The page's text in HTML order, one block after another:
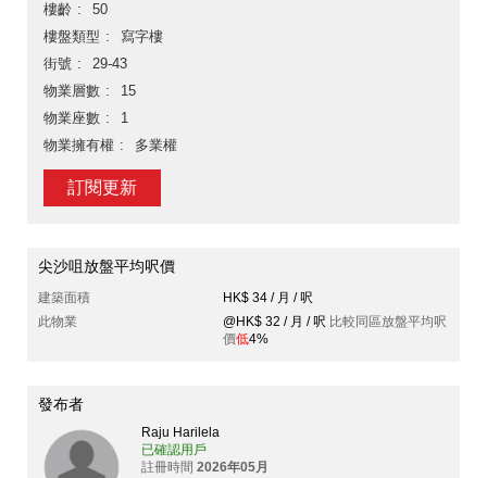
樓齡
50
樓盤類型
寫字樓
街號
29-43
物業層數
15
物業座數
1
物業擁有權
多業權
訂閱更新
尖沙咀放盤平均呎價
建築面積
HK$ 34 / 月 / 呎
此物業
@HK$ 32 / 月 / 呎 比較同區放盤平均呎
價低4%
發布者
Raju Harilela
已確認用戶
註冊時間 2026年05月